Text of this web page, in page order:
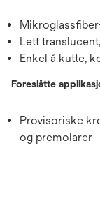
Lett
Enkel å kutte,
Foreslåtte
Provisoriske
og premolarer